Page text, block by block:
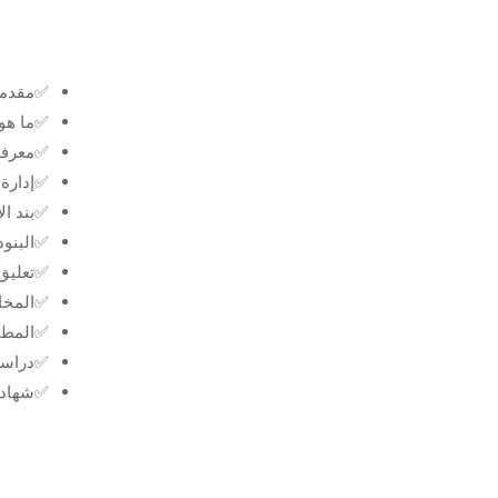
✅ما
✅بند
✅شهادة